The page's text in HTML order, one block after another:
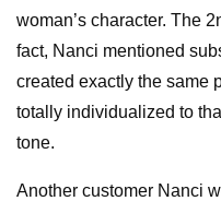
woman’s character. The
fact, Nanci mentioned
created exactly the same
totally individualized to
tone.
Another customer Nanci